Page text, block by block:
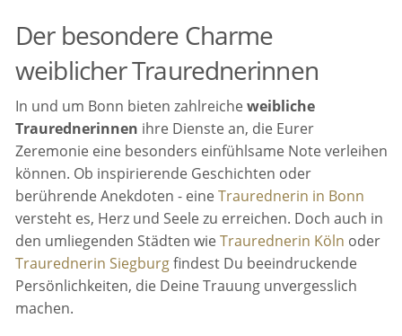
Der besondere Charme
weiblicher Traurednerinnen
In und um Bonn bieten zahlreicheweibliche
Traurednerinnen ihre Dienste an, die Eurer
Zeremonie eine besonders einfühlsame Note verleihen
können. Ob inspirierende Geschichten oder
berührende Anekdoten - eineTraurednerin in Bonn
versteht es, Herz und Seele zu erreichen. Doch auch in
den umliegenden Städten wieTraurednerin Köln oder
Traurednerin Siegburgfindest Du beeindruckende
Persönlichkeiten, die Deine Trauung unvergesslich
machen.